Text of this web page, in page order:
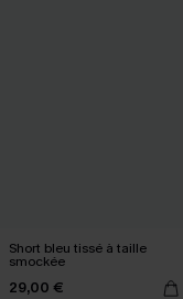
Short bleu tissé à taille
smockée
29,00 €